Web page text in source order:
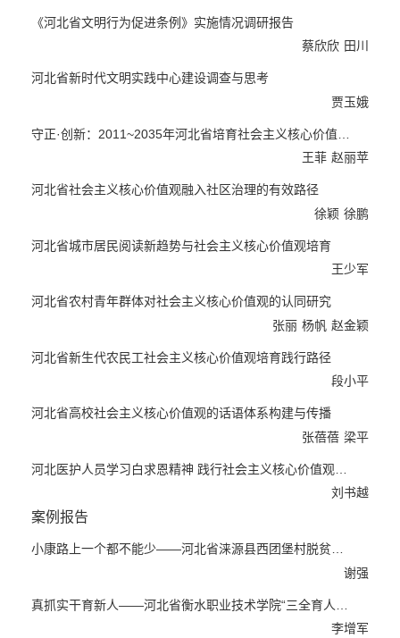
新时代文明实践中心的组织架构、资源配置、实践内容、品牌打造
年、新生代农民工、高校大学生、医护人员等社会群体的价值取向
和思想倾向，指出了如何用社会主义核心价值观引领方向、激发动
力、构建话语体系；探讨将社会主义核心价值观融入干部教育培
法。
案例报告部分推出了6篇研究报告。以典型案例展示了社会主义核
心价值观在脱贫致富、教书育人、企业文化、影视传播、和谐家
蔡欣欣 田川
《河北省文明行为促进条例》实施情况调研报告
贾玉娥
河北省新时代文明实践中心建设调查与思考
王菲 赵丽苹
徐颖 徐鹏
河北省社会主义核心价值观融入社区治理的有效路径
王少军
河北省城市居民阅读新趋势与社会主义核心价值观培育
张丽 杨帆 赵金颖
河北省农村青年群体对社会主义核心价值观的认同研究
段小平
河北省新生代农民工社会主义核心价值观培育践行路径
张蓓蓓 梁平
河北省高校社会主义核心价值观的话语体系构建与传播
刘书越
案例报告
谢强
李增军